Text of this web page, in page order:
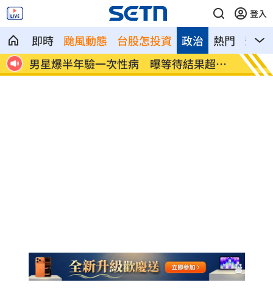
登入
即時 颱風動態 台股怎投資 熱門 影音
政治
追
男星爆半年驗一次性病 曝等待結果超忐
忑
佐藤
停